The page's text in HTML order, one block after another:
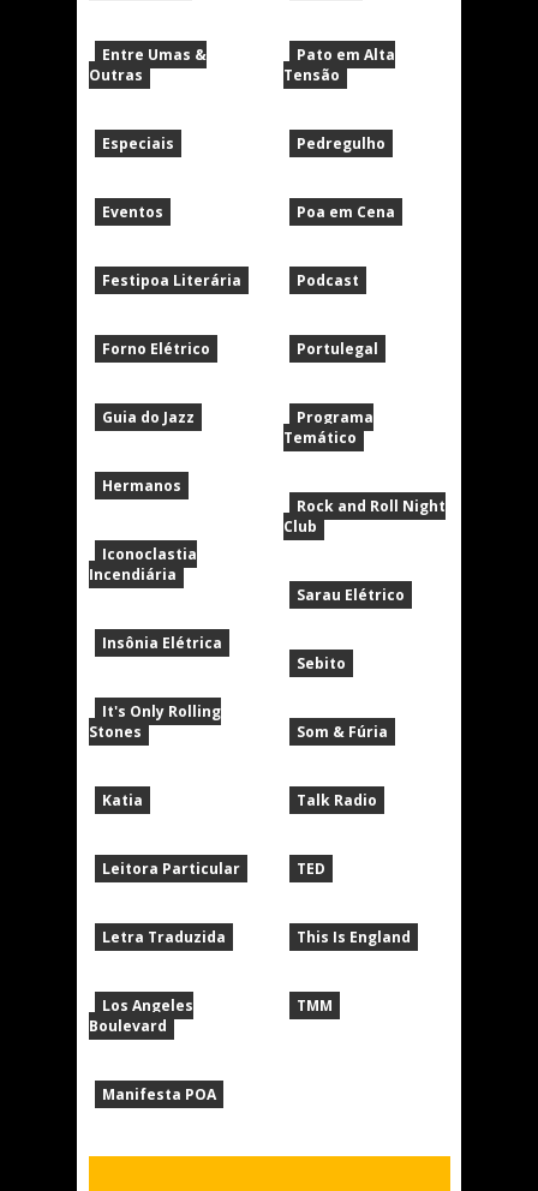
Entre Umas &
Outras
Especiais
Eventos
Festipoa Literária
Forno Elétrico
Guia do Jazz
Hermanos
Iconoclastia
Incendiária
Insônia Elétrica
It's Only Rolling
Stones
Katia
Leitora Particular
Letra Traduzida
Los Angeles
Boulevard
Manifesta POA
Pato em Alta
Tensão
Pedregulho
Poa em Cena
Podcast
Portulegal
Programa
Temático
Rock and Roll Night
Club
Sarau Elétrico
Sebito
Som & Fúria
Talk Radio
TED
This Is England
TMM